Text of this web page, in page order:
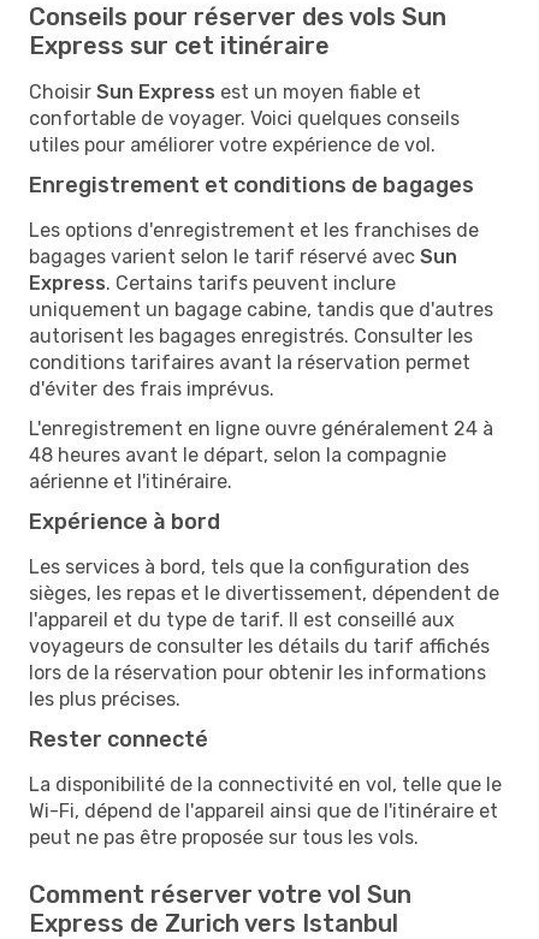
Conseils pour réserver des vols Sun
Express sur cet itinéraire
Choisir Sun Express est un moyen fiable et
confortable de voyager. Voici quelques conseils
utiles pour améliorer votre expérience de vol.
Enregistrement et conditions de bagages
Les options d'enregistrement et les franchises de
bagages varient selon le tarif réservé avec Sun
Express. Certains tarifs peuvent inclure
uniquement un bagage cabine, tandis que d'autres
autorisent les bagages enregistrés. Consulter les
conditions tarifaires avant la réservation permet
d'éviter des frais imprévus.
L'enregistrement en ligne ouvre généralement 24 à
48 heures avant le départ, selon la compagnie
aérienne et l'itinéraire.
Expérience à bord
Les services à bord, tels que la configuration des
sièges, les repas et le divertissement, dépendent de
l'appareil et du type de tarif. Il est conseillé aux
voyageurs de consulter les détails du tarif affichés
lors de la réservation pour obtenir les informations
les plus précises.
Rester connecté
La disponibilité de la connectivité en vol, telle que le
Wi-Fi, dépend de l'appareil ainsi que de l'itinéraire et
peut ne pas être proposée sur tous les vols.
Comment réserver votre vol Sun
Express de Zurich vers Istanbul